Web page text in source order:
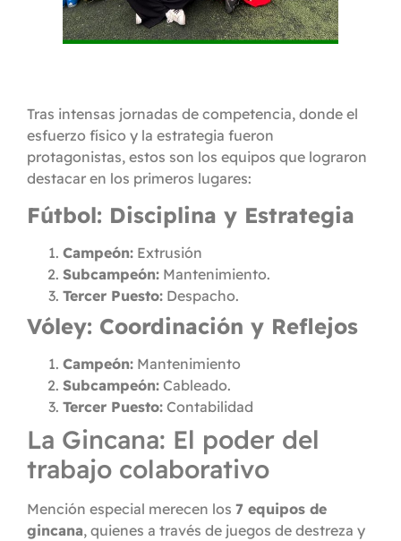
Tras intensas jornadas de competencia, donde el
esfuerzo físico y la estrategia fueron
protagonistas, estos son los equipos que lograron
destacar en los primeros lugares:
Fútbol: Disciplina y Estrategia
Campeón: Extrusión
Subcampeón: Mantenimiento.
Tercer Puesto: Despacho.
Vóley: Coordinación y Reflejos
Campeón: Mantenimiento
Subcampeón: Cableado.
Tercer Puesto: Contabilidad
La Gincana: El poder del
trabajo colaborativo
Mención especial merecen los 7 equipos de
gincana, quienes a través de juegos de destreza y